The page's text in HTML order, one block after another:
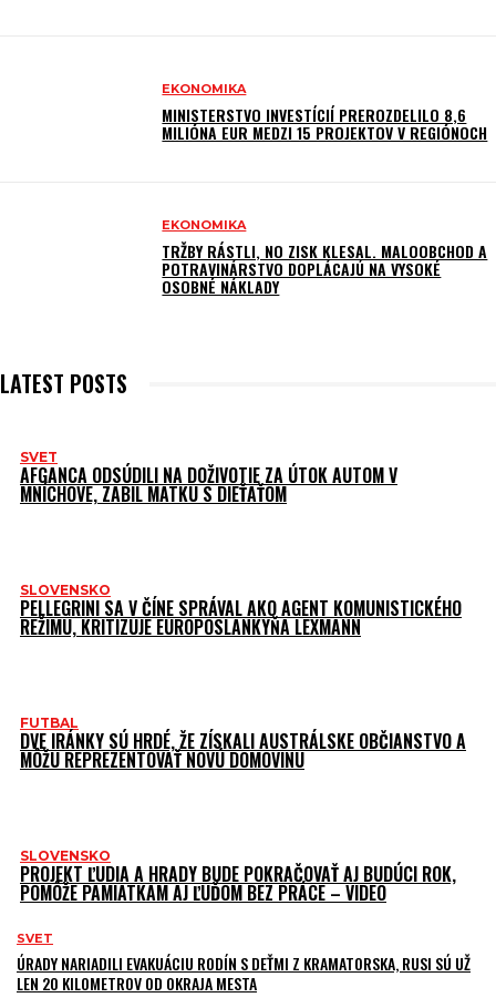
EKONOMIKA
MINISTERSTVO INVESTÍCIÍ PREROZDELILO 8,6
MILIÓNA EUR MEDZI 15 PROJEKTOV V REGIÓNOCH
EKONOMIKA
TRŽBY RÁSTLI, NO ZISK KLESAL. MALOOBCHOD A
POTRAVINÁRSTVO DOPLÁCAJÚ NA VYSOKÉ
OSOBNÉ NÁKLADY
LATEST POSTS
SVET
AFGANCA ODSÚDILI NA DOŽIVOTIE ZA ÚTOK AUTOM V
MNÍCHOVE, ZABIL MATKU S DIEŤAŤOM
SLOVENSKO
PELLEGRINI SA V ČÍNE SPRÁVAL AKO AGENT KOMUNISTICKÉHO
REŽIMU, KRITIZUJE EUROPOSLANKYŇA LEXMANN
FUTBAL
DVE IRÁNKY SÚ HRDÉ, ŽE ZÍSKALI AUSTRÁLSKE OBČIANSTVO A
MÔŽU REPREZENTOVAŤ NOVÚ DOMOVINU
SLOVENSKO
PROJEKT ĽUDIA A HRADY BUDE POKRAČOVAŤ AJ BUDÚCI ROK,
POMÔŽE PAMIATKAM AJ ĽUĎOM BEZ PRÁCE – VIDEO
SVET
ÚRADY NARIADILI EVAKUÁCIU RODÍN S DEŤMI Z KRAMATORSKA, RUSI SÚ UŽ
LEN 20 KILOMETROV OD OKRAJA MESTA